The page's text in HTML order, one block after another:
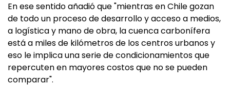
En ese sentido añadió que "mientras en Chile gozan
de todo un proceso de desarrollo y acceso a medios,
a logística y mano de obra, la cuenca carbonífera
está a miles de kilómetros de los centros urbanos y
eso le implica una serie de condicionamientos que
repercuten en mayores costos que no se pueden
comparar".